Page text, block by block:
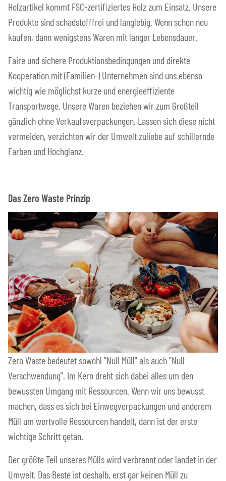
Holzartikel kommt FSC-zertifiziertes Holz zum Einsatz. Unsere
Produkte sind schadstofffrei und langlebig. Wenn schon neu
kaufen, dann wenigstens Waren mit langer Lebensdauer.
Faire und sichere Produktionsbedingungen und direkte
Kooperation mit (Familien-) Unternehmen sind uns ebenso
wichtig wie möglichst kurze und energieeffiziente
Transportwege. Unsere Waren beziehen wir zum Großteil
gänzlich ohne Verkaufsverpackungen. Lassen sich diese nicht
vermeiden, verzichten wir der Umwelt zuliebe auf schillernde
Farben und Hochglanz.
Das Zero Waste Prinzip
Zero Waste bedeutet sowohl "Null Müll" als auch "Null
Verschwendung". Im Kern dreht sich dabei alles um den
bewussten Umgang mit Ressourcen. Wenn wir uns bewusst
machen, dass es sich bei Einwegverpackungen und anderem
Müll um wertvolle Ressourcen handelt, dann ist der erste
wichtige Schritt getan.
Der größte Teil unseres Mülls wird verbrannt oder landet in der
Umwelt. Das Beste ist deshalb, erst gar keinen Müll zu